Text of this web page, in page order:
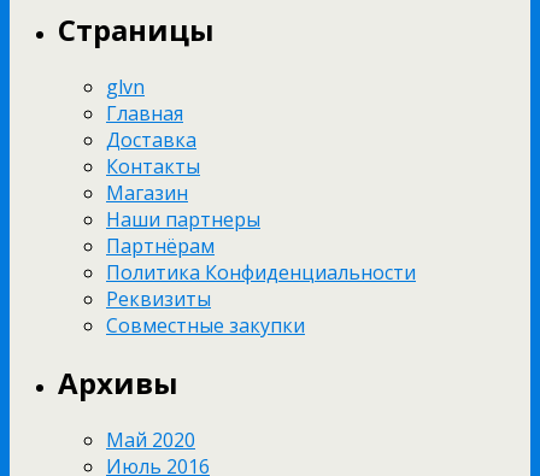
Страницы
glvn
Главная
Доставка
Контакты
Магазин
Наши партнеры
Партнёрам
Политика Конфиденциальности
Реквизиты
Совместные закупки
Архивы
Май 2020
Июль 2016